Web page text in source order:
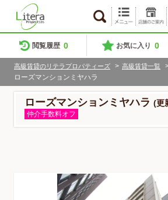
閲覧履歴 0 お気に入り 0
高級賃貸のリテラプロパティーズ > 高級賃貸一覧
ローズマンションミヤハラ
ローズマンションミヤハラ (更
仲介手数料オフ